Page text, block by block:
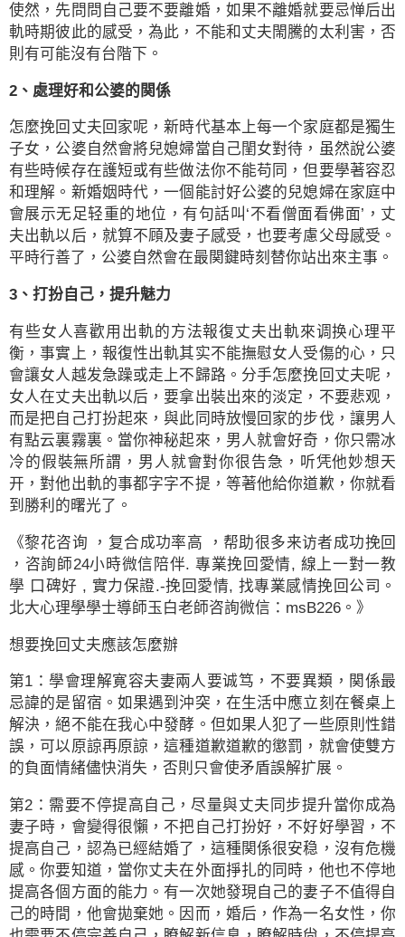
使然，先問問自己要不要離婚，如果不離婚就要忌惮后出
軌時期彼此的感受，為此，不能和丈夫閙騰的太利害，否
則有可能沒有台階下。
2、處理好和公婆的関係
怎麼挽回丈夫回家呢，新時代基本上每一个家庭都是獨生
子女，公婆自然會將兒媳婦當自己閨女對待，虽然說公婆
有些時候存在護短或有些做法你不能苟同，但要學著容忍
和理解。新婚姻時代，一個能討好公婆的兒媳婦在家庭中
會展示无足轻重的地位，有句話叫‘不看僧面看佛面’，丈
夫出軌以后，就算不頋及妻子感受，也要考慮父母感受。
平時行善了，公婆自然會在最関鍵時刻替你站出來主事。
3、打扮自己，提升魅力
有些女人喜歡用出軌的方法報復丈夫出軌來调换心理平
衡，事實上，報復性出軌其实不能撫慰女人受傷的心，只
會讓女人越发急躁或走上不歸路。分手怎麼挽回丈夫呢，
女人在丈夫出軌以后，要拿出裝出來的淡定，不要悲观，
而是把自己打扮起來，與此同時放慢回家的步伐，讓男人
有點云裏霧裏。當你神秘起來，男人就會好奇，你只需冰
冷的假裝無所謂，男人就會對你很告急，听凭他妙想天
开，對他出軌的事都字字不提，等著他給你道歉，你就看
到勝利的曙光了。
《黎花咨询 ，复合成功率高 ，帮助很多来访者成功挽回
，咨詢師24小時微信陪伴. 專業挽回愛情, 線上一對一教
學 口碑好 , 實力保證.-挽回愛情, 找專業感情挽回公司。
北大心理學學士導師玉白老師咨詢微信：msB226。》
想要挽回丈夫應該怎麼辦
第1：學會理解寛容夫妻兩人要诚笃，不要異類，関係最
忌諱的是留宿。如果遇到沖突，在生活中應立刻在餐桌上
解決，絕不能在我心中發酵。但如果人犯了一些原則性錯
誤，可以原諒再原諒，這種道歉道歉的懲罰，就會使雙方
的負面情緒儘快消失，否則只會使矛盾誤解扩展。
第2：需要不停提高自己，尽量與丈夫同步提升當你成為
妻子時，會變得很懶，不把自己打扮好，不好好學習，不
提高自己，認為已經結婚了，這種関係很安稳，沒有危機
感。你要知道，當你丈夫在外面掙扎的同時，他也不停地
提高各個方面的能力。有一次她發現自己的妻子不值得自
己的時間，他會拋棄她。因而，婚后，作為一名女性，你